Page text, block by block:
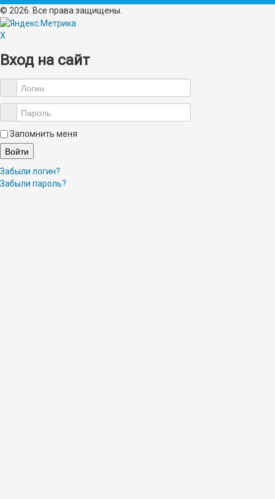
© 2026. Все права защищены.
X
Вход на сайт
Запомнить меня
Войти
Забыли логин?
Забыли пароль?